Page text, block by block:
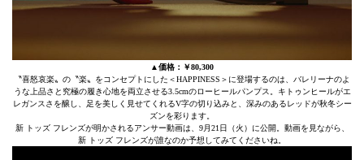
▲価格：￥80,300
〝喜怒哀楽〟の〝楽〟をコンセプトにした＜HAPPINESS＞に登場するのは、バレリーナのよ
うな上品さと究極の履き心地を両立させる3.5cmのローヒールパンプス。キトゥンヒールがエ
レガンスさを醸し、足を美しく見せてくれるV字の切り込みと、深みのあるレッドが秋冬シー
ズンを彩ります。
新 トッズ フレンズが明かされるアンサー動画は、9月21日（火）に公開。動画を見ながら、
新 トッズ フレンズが誰なのか予想してみてくださいね。